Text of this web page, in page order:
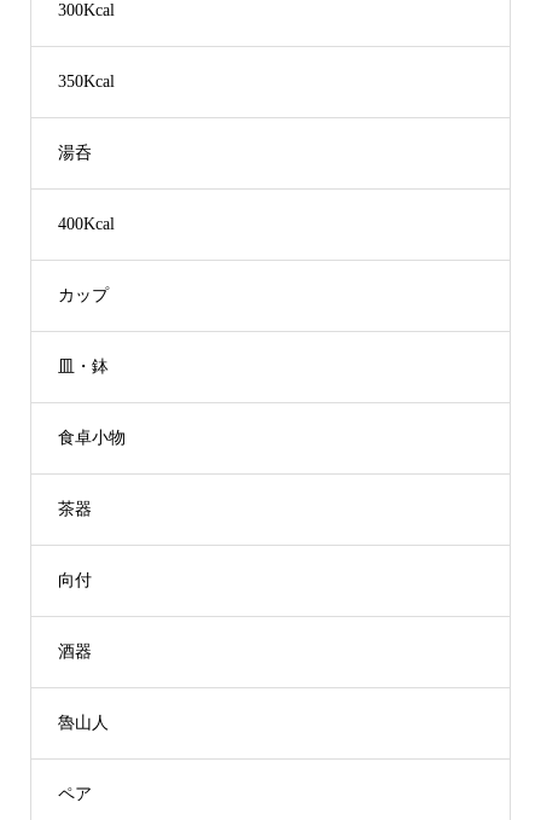
300Kcal
350Kcal
湯呑
400Kcal
カップ
皿・鉢
食卓小物
茶器
向付
酒器
魯山人
ペア